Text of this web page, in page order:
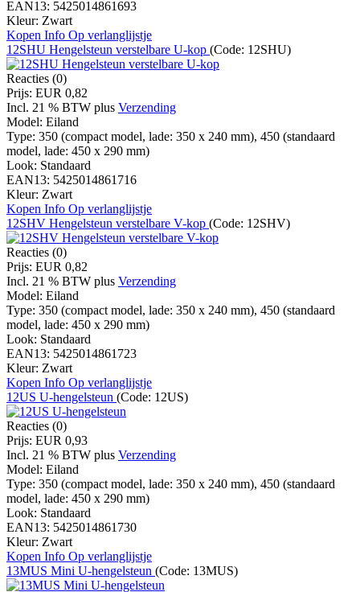
EAN13: 5425014861693
Kleur: Zwart
Kopen Info Op verlanglijstje
12SHU Hengelsteun verstelbare U-kop (Code: 12SHU)
Reacties (0)
Prijs: EUR 0,82
Incl. 21 % BTW plus Verzending
Model: Eiland
Type: 350 (compact model, lade: 350 x 240 mm), 450 (standaard
model, lade: 450 x 290 mm)
Look: Standaard
EAN13: 5425014861716
Kleur: Zwart
Kopen Info Op verlanglijstje
12SHV Hengelsteun verstelbare V-kop (Code: 12SHV)
Reacties (0)
Prijs: EUR 0,82
Incl. 21 % BTW plus Verzending
Model: Eiland
Type: 350 (compact model, lade: 350 x 240 mm), 450 (standaard
model, lade: 450 x 290 mm)
Look: Standaard
EAN13: 5425014861723
Kleur: Zwart
Kopen Info Op verlanglijstje
12US U-hengelsteun (Code: 12US)
Reacties (0)
Prijs: EUR 0,93
Incl. 21 % BTW plus Verzending
Model: Eiland
Type: 350 (compact model, lade: 350 x 240 mm), 450 (standaard
model, lade: 450 x 290 mm)
Look: Standaard
EAN13: 5425014861730
Kleur: Zwart
Kopen Info Op verlanglijstje
13MUS Mini U-hengelsteun (Code: 13MUS)